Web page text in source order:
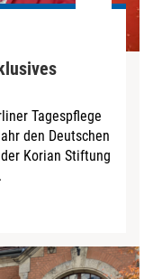
Tagespflege
den Deutschen
Korian Stiftung